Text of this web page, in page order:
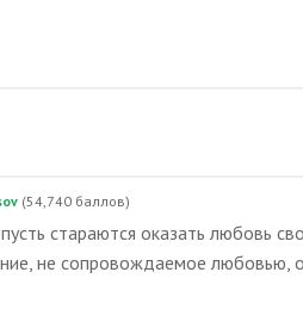
(54,740 баллов)
стараются оказать любовь
не сопровождаемое любовью,